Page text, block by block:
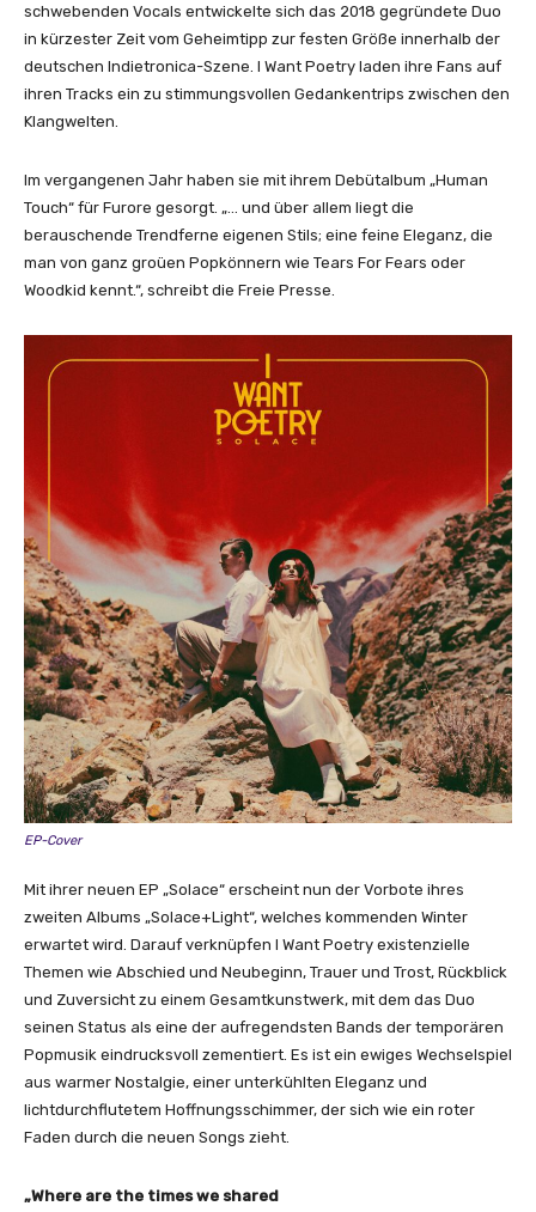
schwebenden Vocals entwickelte sich das 2018 gegründete Duo
in kürzester Zeit vom Geheimtipp zur festen Größe innerhalb der
deutschen Indietronica-Szene. I Want Poetry laden ihre Fans auf
ihren Tracks ein zu stimmungsvollen Gedankentrips zwischen den
Klangwelten.
Im vergangenen Jahr haben sie mit ihrem Debütalbum „Human
Touch“ für Furore gesorgt. „… und über allem liegt die
berauschende Trendferne eigenen Stils; eine feine Eleganz, die
man von ganz groüen Popkönnern wie Tears For Fears oder
Woodkid kennt.“, schreibt die Freie Presse.
EP-Cover
Mit ihrer neuen EP „Solace“ erscheint nun der Vorbote ihres
zweiten Albums „Solace+Light“, welches kommenden Winter
erwartet wird. Darauf verknüpfen I Want Poetry existenzielle
Themen wie Abschied und Neubeginn, Trauer und Trost, Rückblick
und Zuversicht zu einem Gesamtkunstwerk, mit dem das Duo
seinen Status als eine der aufregendsten Bands der temporären
Popmusik eindrucksvoll zementiert. Es ist ein ewiges Wechselspiel
aus warmer Nostalgie, einer unterkühlten Eleganz und
lichtdurchflutetem Hoffnungsschimmer, der sich wie ein roter
Faden durch die neuen Songs zieht.
„Where are the times we shared